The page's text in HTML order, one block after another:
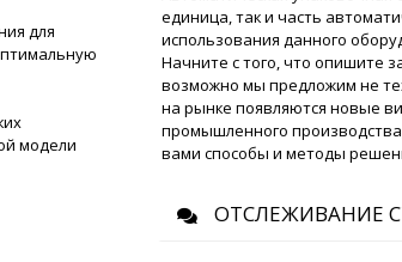
для
модели
единица, так и часть
использования данного
Начните с того, что опишите
возможно мы предложим не
на рынке появляются новые
промышленного
вами способы и методы
ОТСЛЕЖИВАНИЕ
Добрый день!
жидкостей в бочки DF-
почту. Запускайте заказ
Роман
Инесса,
СМС от